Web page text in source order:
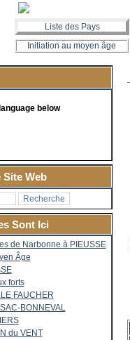
Liste des Pays
Initiation au moyen âge
below
Site Web
Sont Ici
de Narbonne à PIEUSSE
Âge
forts
FAUCHER
BONNEVAL
du VENT